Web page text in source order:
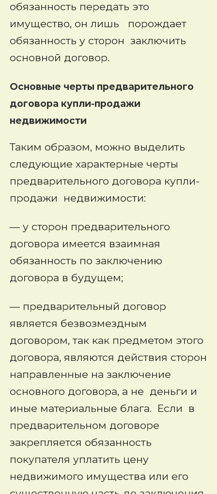
обязанность передать это
имущество, он лишь порождает
обязанность у сторон заключить
основной договор.
Основные черты предварительного
договора купли-продажи
недвижимости
Таким образом, можно выделить
следующие характерные черты
предварительного договора купли-
продажи недвижимости:
— у сторон предварительного
договора имеется взаимная
обязанность по заключению
договора в будущем;
— предварительный договор
является безвозмездным
договором, так как предметом этого
договора, являются действия сторон
направленные на заключение
основного договора, а не деньги и
иные материальные блага. Если в
предварительном договоре
закрепляется обязанность
покупателя уплатить цену
недвижимого имущества или его